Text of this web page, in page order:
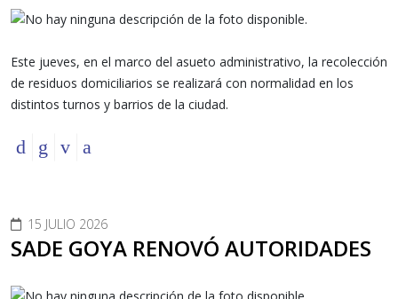
Este jueves, en el marco del asueto administrativo, la recolección
de residuos domiciliarios se realizará con normalidad en los
distintos turnos y barrios de la ciudad.
15 JULIO 2026
SADE GOYA RENOVÓ AUTORIDADES